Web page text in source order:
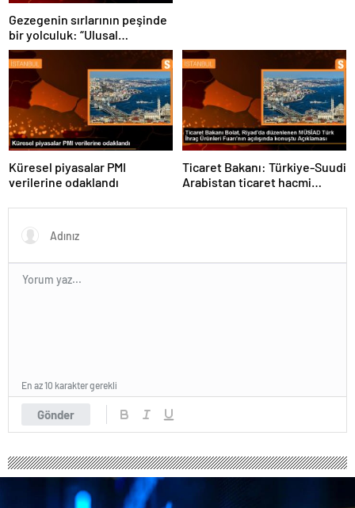
Gezegenin sırlarının peşinde
bir yolculuk: “Ulusal
Antarktika Bilim Seferleri”
Küresel piyasalar PMI
verilerine odaklandı
Ticaret Bakanı: Türkiye-Suudi
Arabistan ticaret hacmi
Gönder
En az 10 karakter gerekli